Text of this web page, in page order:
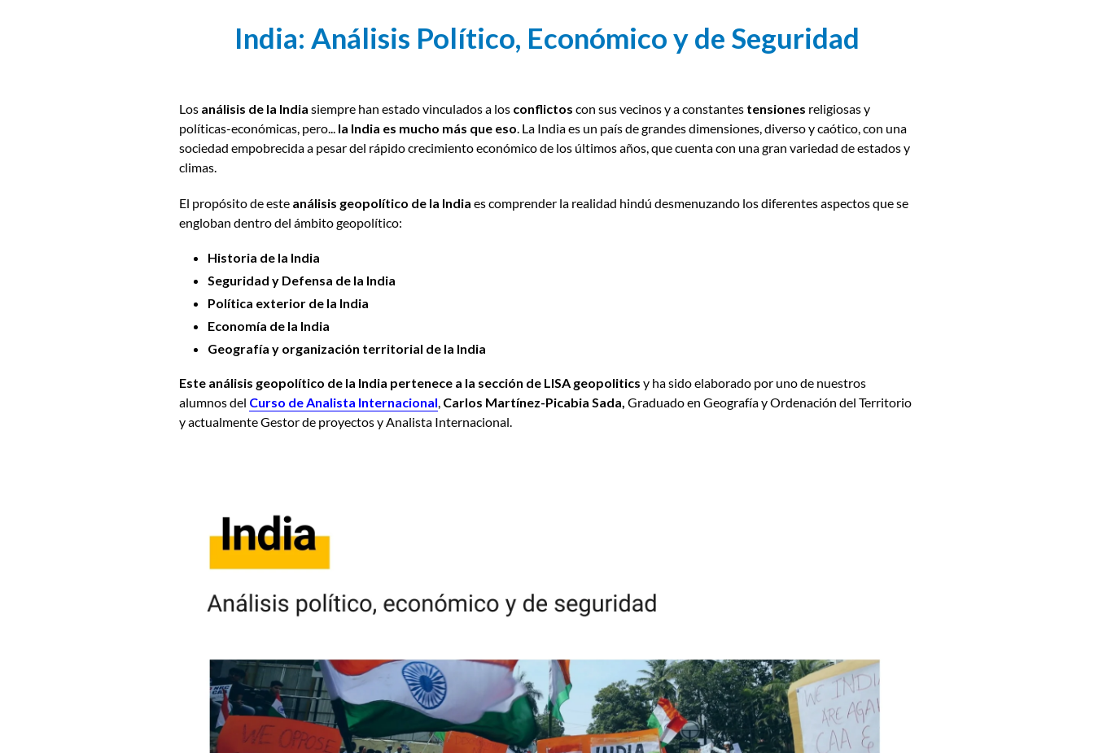
India: Análisis Político, Económico y de Seguridad
Los análisis de la India siempre han estado vinculados a los conflictos con sus vecinos y a constantes tensiones religiosas y
políticas-económicas, pero... la India es mucho más que eso. La India es un país de grandes dimensiones, diverso y caótico, con una
sociedad empobrecida a pesar del rápido crecimiento económico de los últimos años, que cuenta con una gran variedad de estados y
climas.
El propósito de este análisis geopolítico de la India es comprender la realidad hindú desmenuzando los diferentes aspectos que se
engloban dentro del ámbito geopolítico:
Historia de la India
Seguridad y Defensa de la India
Política exterior de la India
Economía de la India
Geografía y organización territorial de la India
Este análisis geopolítico de la India pertenece a la sección de LISA geopolitics y ha sido elaborado por uno de nuestros
alumnos del Curso de Analista Internacional Carlos Martínez-Picabia Sada,Graduado en Geografía y Ordenación del Territorio
y actualmente Gestor de proyectos y Analista Internacional.